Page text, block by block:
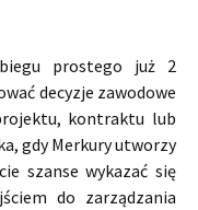
prostego już 2
decyzje zawodowe
kontraktu lub
gdy Merkury utworzy
szanse wykazać się
do zarządzania